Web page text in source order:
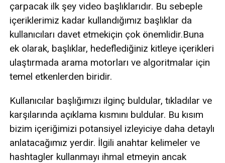
çarpacak ilk şey video başlıklarıdır. Bu sebeple
içeriklerimiz kadar kullandığımız başlıklar da
kullanıcıları davet etmekiçin çok önemlidir.Buna
ek olarak, başlıklar, hedeflediğiniz kitleye içerikleri
ulaştırmada arama motorları ve algoritmalar için
temel etkenlerden biridir.
Kullanıcılar başlığımızı ilginç buldular, tıkladılar ve
karşılarında açıklama kısmını buldular. Bu kısım
bizim içeriğimizi potansiyel izleyiciye daha detaylı
anlatacağımız yerdir. İlgili anahtar kelimeler ve
hashtagler kullanmayı ihmal etmeyin ancak